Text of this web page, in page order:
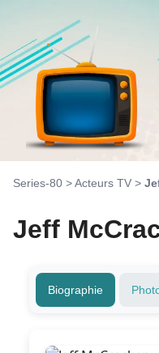
Series-80 >Acteurs TV >
Jeff
Biographie